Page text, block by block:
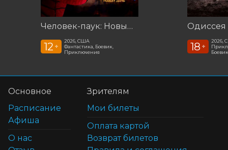
Человек-паук: Новый день ***предс.обсл. Команда Познавалова. Тайна едкого дыма
12 +
2026, США
Фантастика, Боевик,
Приключения
18 +
2026,
Основное
Расписание
Афиша
О нас
Зрителям
Мои билеты
Оплата картой
Возврат билетов